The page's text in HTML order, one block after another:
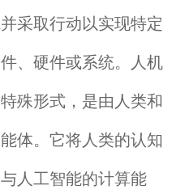
采取行动以实现特定
、硬件或系统。人机
殊形式，是由人类和
体。它将人类的认知
人工智能的计算能